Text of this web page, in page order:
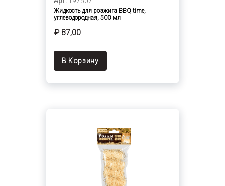
Жидкость для розжига BBQ time,
углеводородная, 500 мл
₽ 87,00
В Корзину